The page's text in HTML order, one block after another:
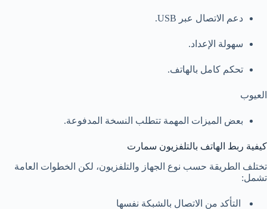
دعم الاتصال عبر USB.
سهولة الإعداد.
تحكم كامل بالهاتف.
العيوب
بعض الميزات المهمة تتطلب النسخة المدفوعة.
كيفية ربط الهاتف بالتلفزيون سمارت
تختلف الطريقة حسب نوع الجهاز والتلفزيون، لكن الخطوات العامة
تشمل:
التأكد من الاتصال بالشبكة نفسها